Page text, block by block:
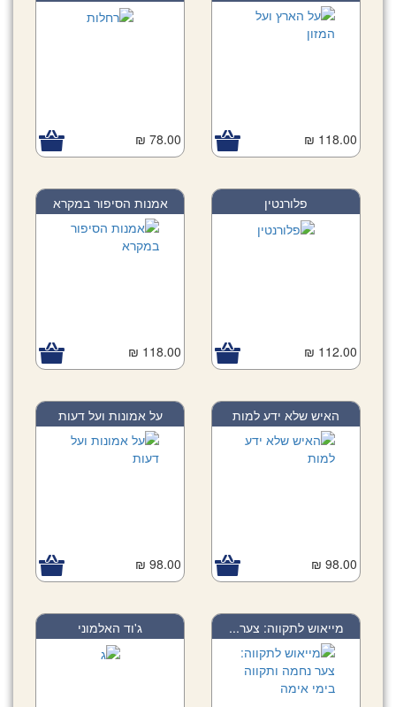
118.00 ₪
78.00 ₪
פלורנטין
112.00 ₪
אמנות הסיפור במקרא
118.00 ₪
האיש שלא ידע למות
98.00 ₪
על אמונות ועל דעות
98.00 ₪
מייאוש לתקווה: צער... ג'וד האלמוני